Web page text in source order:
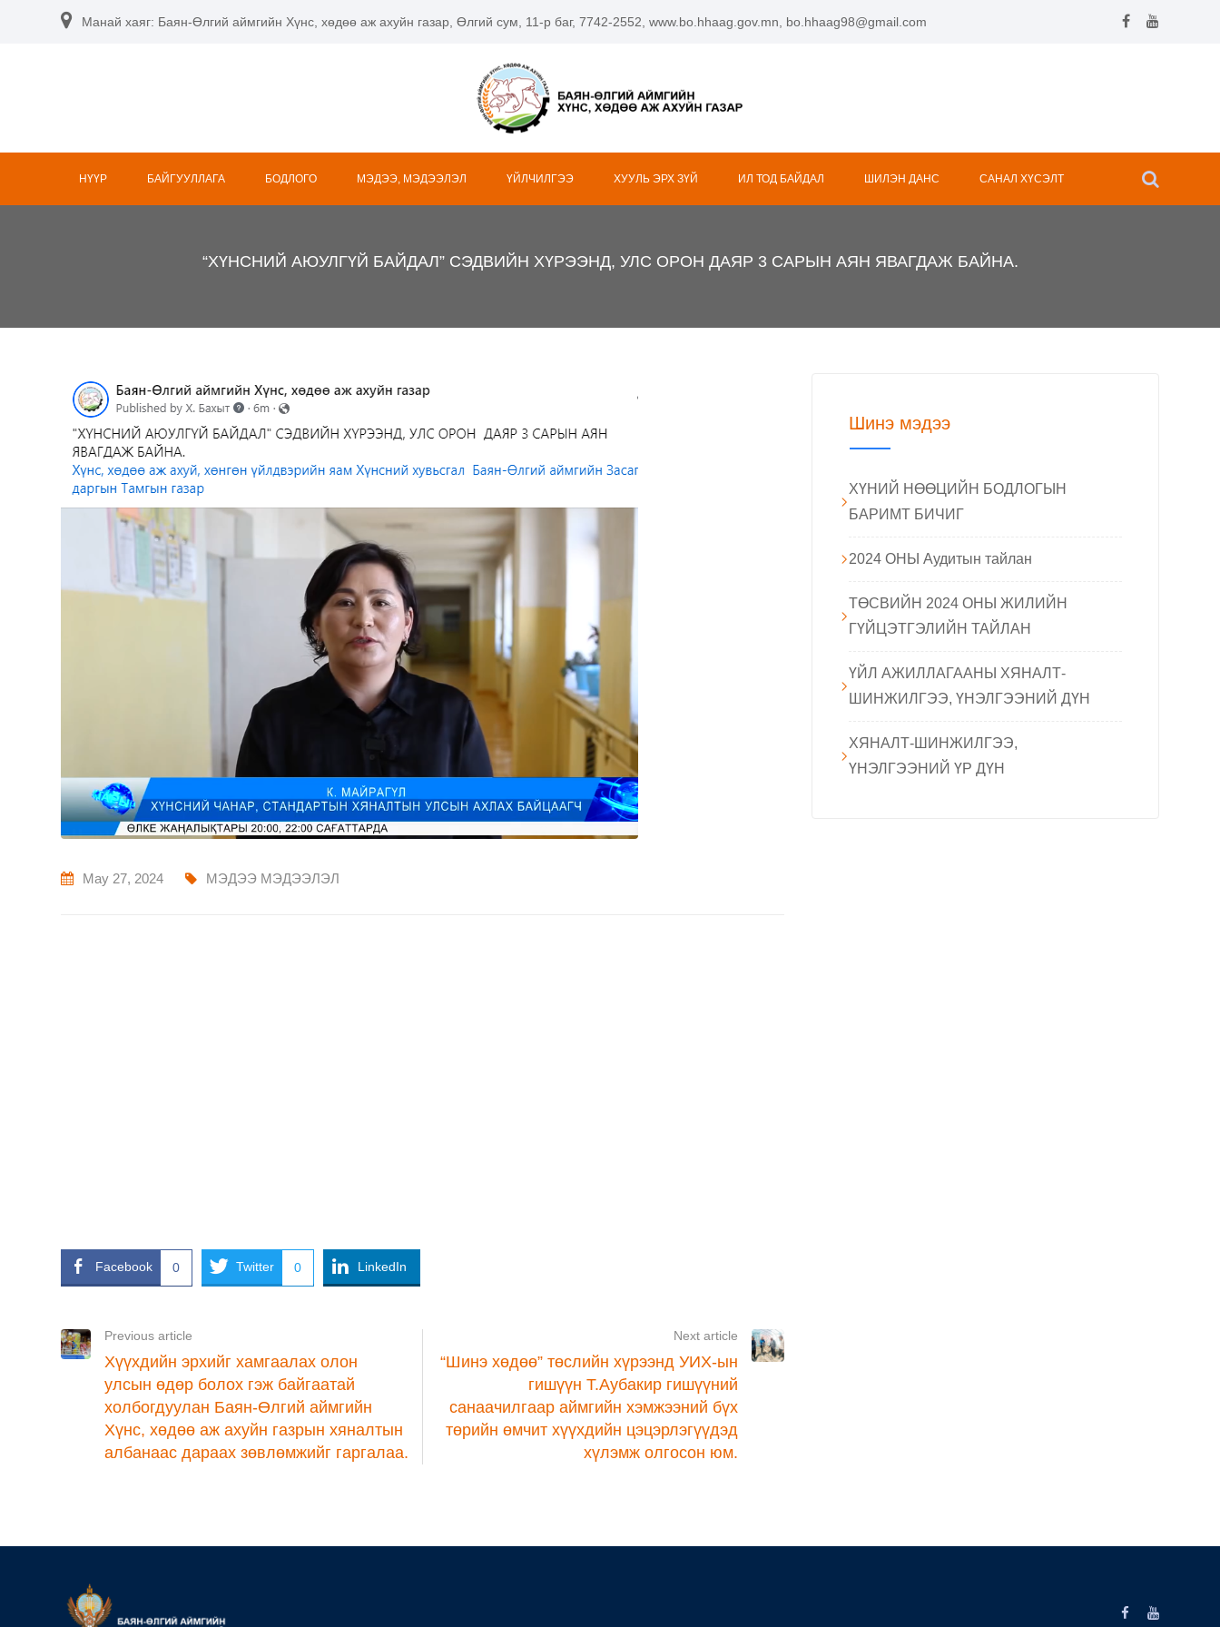
Манай хаяг: Баян-Өлгий аймгийн Хүнс, хөдөө аж ахуйн газар, Өлгий сум, 11-р баг, 7742-2552, www.bo.hhaag.gov.mn, bo.hhaag98@gmail.com
НҮҮР БАЙГУУЛЛАГА БОДЛОГО МЭДЭЭ, МЭДЭЭЛЭЛ ҮЙЛЧИЛГЭЭ ХУУЛЬ ЭРХ ЗҮЙ ИЛ ТОД БАЙДАЛ ШИЛЭН ДАНС САНАЛ ХҮСЭЛТ
“ХҮНСНИЙ АЮУЛГҮЙ БАЙДАЛ” СЭДВИЙН ХҮРЭЭНД, УЛС ОРОН ДАЯР 3 САРЫН АЯН ЯВАГДАЖ БАЙНА.
May 27, 2024 МЭДЭЭ МЭДЭЭЛЭЛ
Facebook 0 Twitter 0 LinkedIn
Previous article
Хүүхдийн эрхийг хамгаалах олон
улсын өдөр болох гэж байгаатай
холбогдуулан Баян-Өлгий аймгийн
Хүнс, хөдөө аж ахуйн газрын хяналтын
албанаас дараах зөвлөмжийг гаргалаа.
Next article
“Шинэ хөдөө” төслийн хүрээнд УИХ-ын
гишүүн Т.Аубакир гишүүний
санаачилгаар аймгийн хэмжээний бүх
төрийн өмчит хүүхдийн цэцэрлэгүүдэд
хүлэмж олгосон юм.
Шинэ мэдээ
ХҮНИЙ НӨӨЦИЙН БОДЛОГЫН
БАРИМТ БИЧИГ
2024 ОНЫ Аудитын тайлан
ТӨСВИЙН 2024 ОНЫ ЖИЛИЙН
ГҮЙЦЭТГЭЛИЙН ТАЙЛАН
ҮЙЛ АЖИЛЛАГААНЫ ХЯНАЛТ-
ШИНЖИЛГЭЭ, ҮНЭЛГЭЭНИЙ ДҮН
ХЯНАЛТ-ШИНЖИЛГЭЭ,
ҮНЭЛГЭЭНИЙ ҮР ДҮН